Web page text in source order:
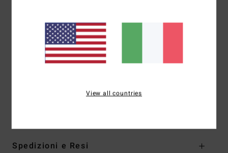
posteriore
Cucitura esterna:punto flatlock
Fodera:esterno e interno recycler 100% riciclati,
[Tessuto principale] 87% poliestere
Spedizioni e Resi
View all countries